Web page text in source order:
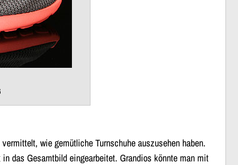
wie gemütliche Turnschuhe auszusehen haben.
das Gesamtbild eingearbeitet. Grandios könnte man mit